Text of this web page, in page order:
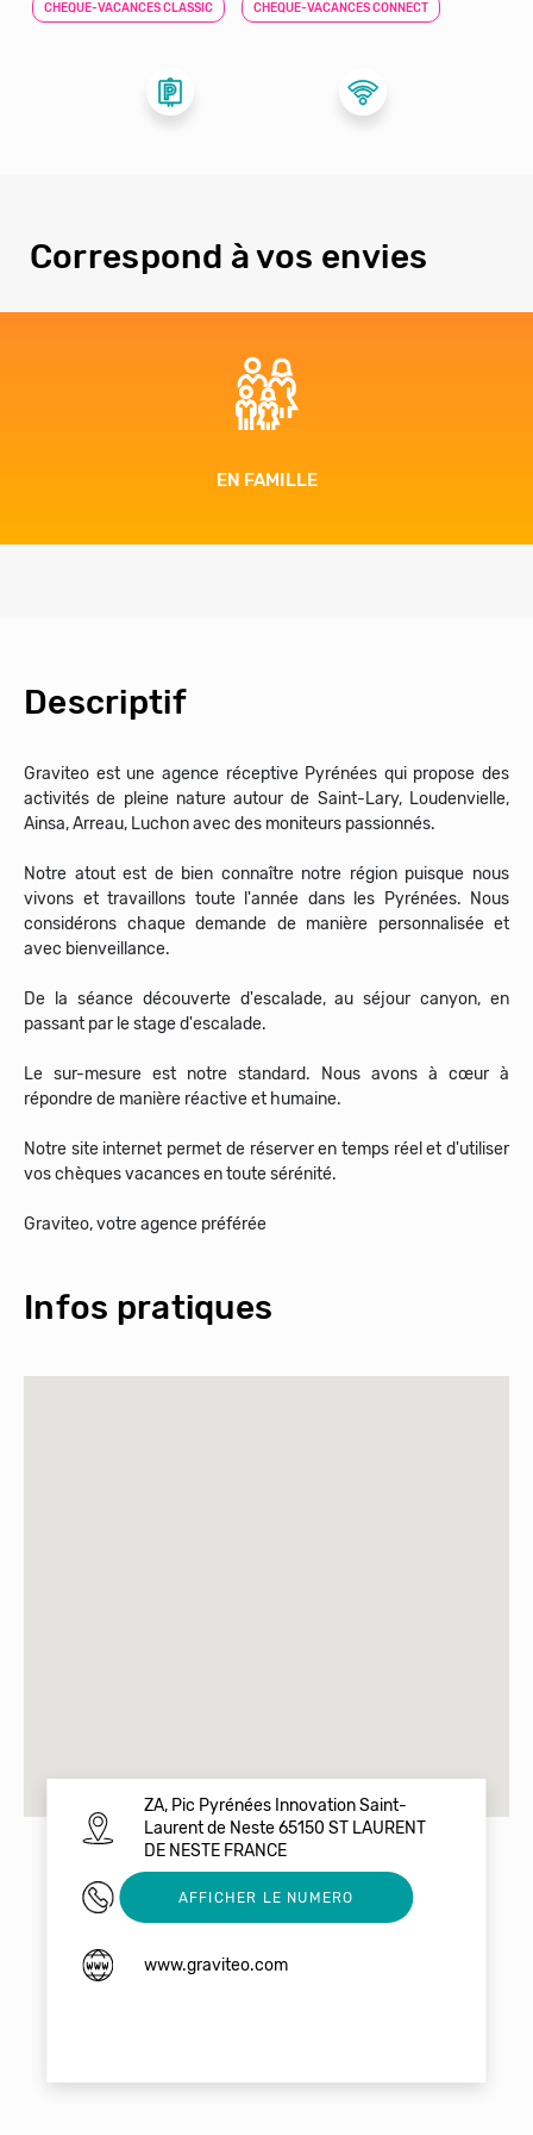
CHEQUE-VACANCES CLASSIC CHEQUE-VACANCES CONNECT
Correspond à vos envies
AVENTURE
Descriptif
Graviteo est une agence réceptive Pyrénées qui propose des
activités de pleine nature autour de Saint-Lary, Loudenvielle,
Ainsa, Arreau, Luchon avec des moniteurs passionnés.
Notre atout est de bien connaître notre région puisque nous
vivons et travaillons toute l'année dans les Pyrénées. Nous
considérons chaque demande de manière personnalisée et
avec bienveillance.
De la séance découverte d'escalade, au séjour canyon, en
passant par le stage d'escalade.
Le sur-mesure est notre standard. Nous avons à cœur à
répondre de manière réactive et humaine.
Notre site internet permet de réserver en temps réel et d'utiliser
vos chèques vacances en toute sérénité.
Graviteo, votre agence préférée
Infos pratiques
ZA, Pic Pyrénées Innovation Saint-
Laurent de Neste 65150 ST LAURENT
DE NESTE FRANCE
0562501606
AFFICHER LE NUMERO
www.graviteo.com